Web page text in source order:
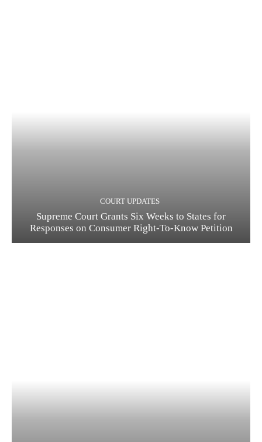
COURT UPDATES
Supreme Court Grants Six Weeks to States for
Responses on Consumer Right-To-Know Petition